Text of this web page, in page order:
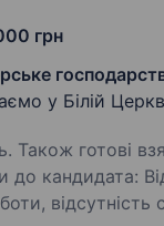
грн
у Білій
Також готові
відсутність